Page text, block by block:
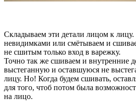
Складываем эти детали лицом к
невидимками или смётываем и
не сшитым только вход в варежку.
Точно так же сшиваем и внутренние
выстеганную и оставшуюся не
лицу. Но! Когда будем сшивать,
для того, чтоб потом была
на лицо.